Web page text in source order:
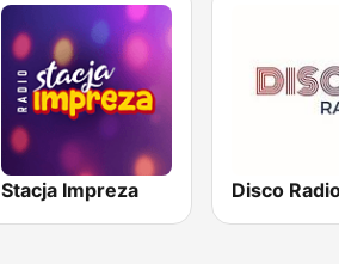
Stacja Impreza Disco